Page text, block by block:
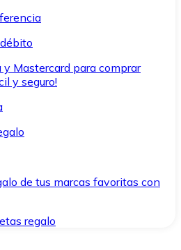
Mastercard para comprar
y seguro!
de tus marcas favoritas con
regalo